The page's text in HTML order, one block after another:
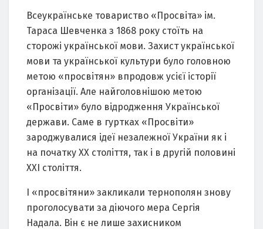
Всеукраїнське товариство «Просвіта» ім.
Тараса Шевченка з 1868 року стоїть на
сторожі української мови. Захист української
мови та української культури було головною
метою «просвітян» впродовж усієї історії
організації. Але найголовнішою метою
«Просвіти» було відродження Української
держави. Саме в гуртках «Просвіти»
зароджувалися ідеї незалежної України як і
на початку ХХ століття, так і в другій половині
ХХІ століття.
І «просвітяни» закликали тернополян знову
проголосувати за діючого мера Сергія
Надала. Він є не лише захисником